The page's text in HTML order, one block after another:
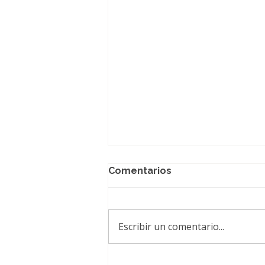
Comentarios
Escribir un comentario...